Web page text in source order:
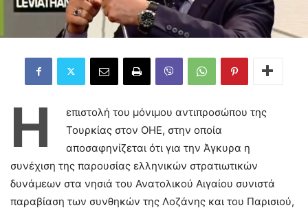
Η
επιστολή του μόνιμου αντιπροσώπου της
Τουρκίας στον ΟΗΕ, στην οποία
αποσαφηνίζεται ότι για την Άγκυρα η
συνέχιση της παρουσίας ελληνικών στρατιωτικών
δυνάμεων στα νησιά του Ανατολικού Αιγαίου συνιστά
παραβίαση των συνθηκών της Λοζάνης και του Παρισιού,